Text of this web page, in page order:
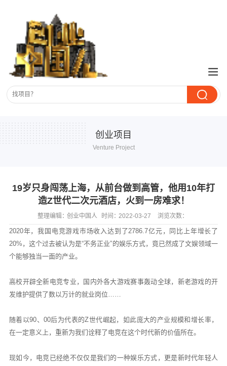
创业项目
Venture Project
19岁只身闯荡上海，从前台做到高管，他用10年打
造Z世代二次元酒店，火到一房难求！
整理编辑：创业中国人 时间：2022-03-27 浏览次数：
2020年，我国电竞游戏市场收入达到了2786.7亿元，同比上年增长了
20%，这个过去被认为是“不务正业”的娱乐方式，竟已然成了文娱领域一
个能够独当一面的产业。
高校开辟全新电竞专业，国内外各大游戏赛事轰动全球，新老游戏的开
发维护提供了数以万计的就业岗位……
随着以90、00后为代表的Z世代崛起，如此庞大的产业规模和增长率，
在一定意义上，重新为我们诠释了电竞在这个时代新的价值所在。
现如今，电竞已经绝不仅仅是我们的一种娱乐方式，更是新时代年轻人